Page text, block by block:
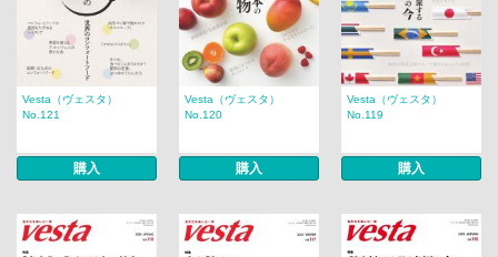
Vesta（ヴェスタ）
No.121
購入
Vesta（ヴェスタ）
No.120
購入
Vesta（ヴェスタ）
No.119
購入